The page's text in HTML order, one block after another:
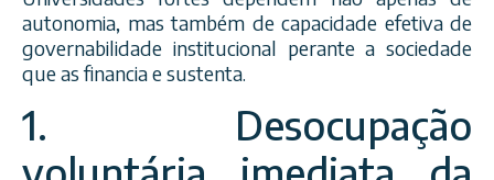
autonomia, mas também de capacidade efetiva de
governabilidade institucional perante a sociedade
que as financia e sustenta.
1. Desocupação